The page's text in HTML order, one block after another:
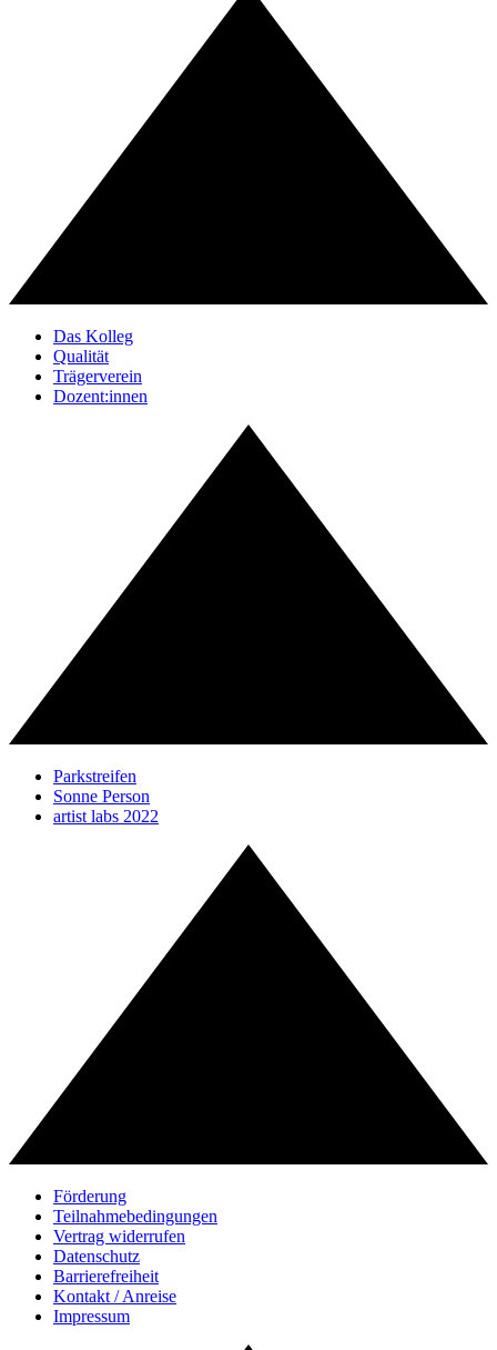
Das Kolleg
Qualität
Trägerverein
Dozent:innen
Parkstreifen
Sonne Person
artist labs 2022
Förderung
Teilnahmebedingungen
Vertrag widerrufen
Datenschutz
Barrierefreiheit
Kontakt / Anreise
Impressum